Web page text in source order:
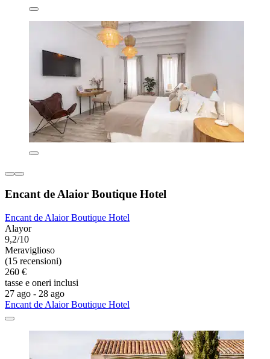
Encant de Alaior Boutique Hotel
Encant de Alaior Boutique Hotel
Alayor
9,2/10
Meraviglioso
(15 recensioni)
260 €
tasse e oneri inclusi
27 ago - 28 ago
Encant de Alaior Boutique Hotel